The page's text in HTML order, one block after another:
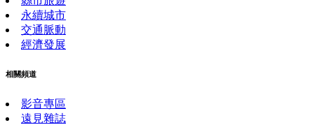
永續城市
交通脈動
經濟發展
相關頻道
影音專區
遠見雜誌